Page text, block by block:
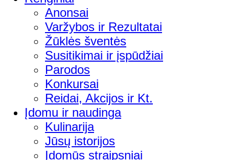
Anonsai
Varžybos ir Rezultatai
Žūklės šventės
Susitikimai ir įspūdžiai
Parodos
Konkursai
Reidai, Akcijos ir Kt.
Įdomu ir naudinga
Kulinarija
Jūsų istorijos
Įdomūs straipsniai